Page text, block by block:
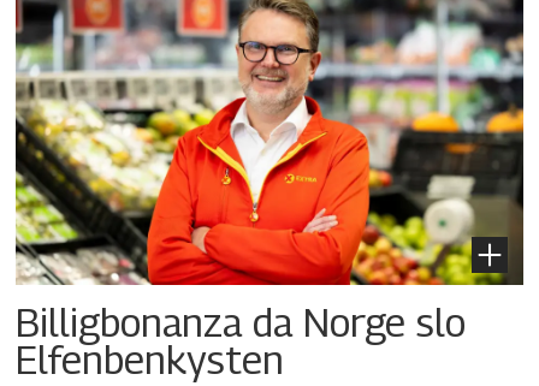
Billigbonanza da Norge slo
Elfenbenkysten